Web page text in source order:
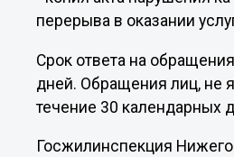
перерыва в оказании
Срок ответа на
дней. Обращения лиц, не
течение 30 календарных
Госжилинспекция